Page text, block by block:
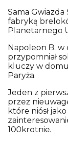
Sama Gwiazda
fabryką
Planetarnego
Napoleon B. w
przypomniał
kluczy w
Paryża.
Jeden z
przez
które niósł
100krotnie.